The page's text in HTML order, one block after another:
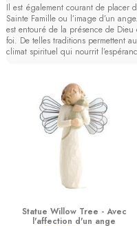
Il est également courant de placer
Sainte Famille ou l’image d’un
est entouré de la présence de
foi. De telles traditions permettent
climat spirituel qui nourrit
Statue Willow Tree - Avec
l'affection d'un ange